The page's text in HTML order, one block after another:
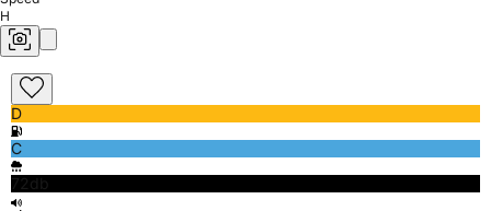
H
D
C
72db